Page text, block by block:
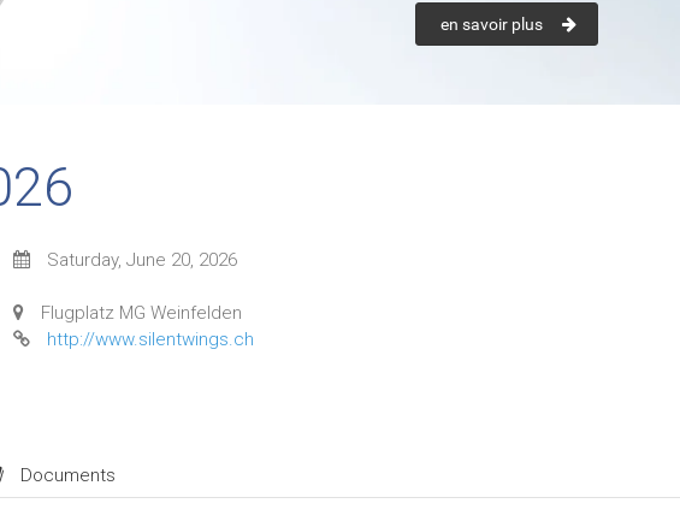
en savoir plus
Saturday, June 20, 2026
Flugplatz MG Weinfelden
http://www.silentwings.ch
Documents